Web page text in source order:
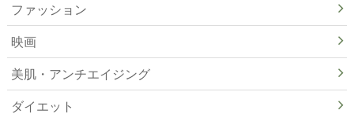
ファッション
映画
美肌・アンチエイジング
ダイエット